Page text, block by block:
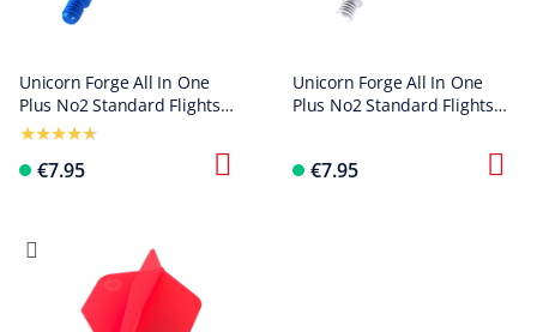
Unicorn Forge All In One
Plus No2 Standard Flights
Blue - Medium
€7.95
Unicorn Forge All In One
Plus No2 Standard Flights
€7.95